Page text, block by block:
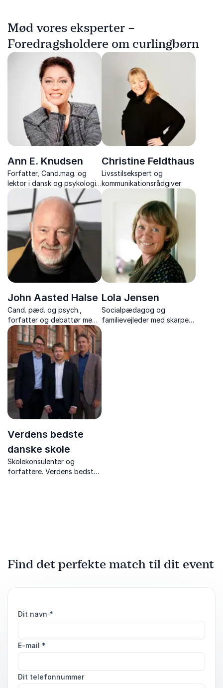
Mød vores eksperter –
Foredragsholdere om curlingbørn
Ann E. Knudsen
Forfatter, Cand.mag. og
lektor i dansk og psykologi.
Ann E. Knudsen formidler
neuropsykologi og
pædagogik med indsigt og
Christine Feldthaus
Livsstilsekspert og
kommunikationsrådgiver
John Aasted Halse
Cand. pæd. og psych.,
forfatter og debattør med
tankevækkende og
humoristiske foredrag om
børn, opdragelse og den
moderne familie.
Lola Jensen
Socialpædagog og
familievejleder med skarpe,
Verdens bedste
danske skole
Skolekonsulenter og
forfattere. Verdens bedste
Find det perfekte match til dit event
Dit navn *
E-mail *
Dit telefonnummer